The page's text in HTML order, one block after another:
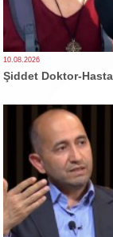
10.08.2026
Şiddet Doktor-